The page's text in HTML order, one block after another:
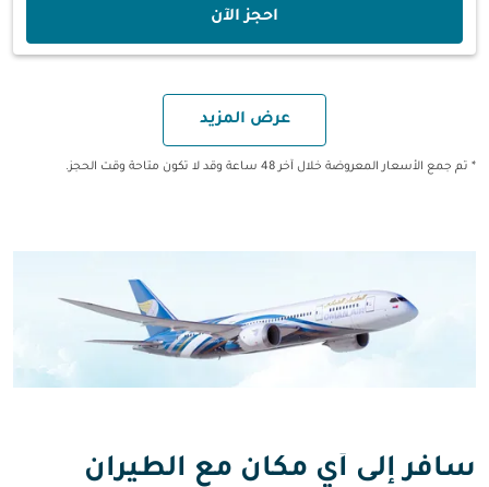
‫احجز الآن‬
عرض المزيد
* تم جمع الأسعار المعروضة خلال آخر 48 ساعة وقد لا تكون متاحة وقت الحجز.
سافر إلى أي مكان مع الطيران